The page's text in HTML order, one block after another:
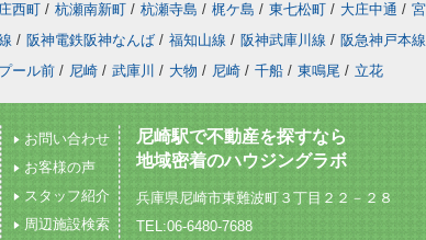
西町 / 杭瀬南新町 / 杭瀬寺島 / 梶ケ島 / 東七松町 / 大庄中通 /
/ 阪神電鉄阪神なんば / 福知山線 / 阪神武庫川線 / 阪急神戸本線
ール前 / 尼崎 / 武庫川 / 大物 / 尼崎 / 千船 / 東鳴尾 / 立花
お問い合わせ
お客様の声
スタッフ紹介
周辺施設検索
尼崎駅で不動産を探すなら
地域密着のハウジングラボ
兵庫県尼崎市東難波町３丁目２２－２８
TEL:06-6480-7688